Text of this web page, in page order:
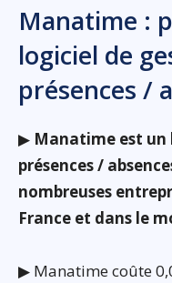
Manatime :
logiciel de
présences /
▶ Manatime est un
présences /
nombreuses
France et dans le
▶ Manatime coûte